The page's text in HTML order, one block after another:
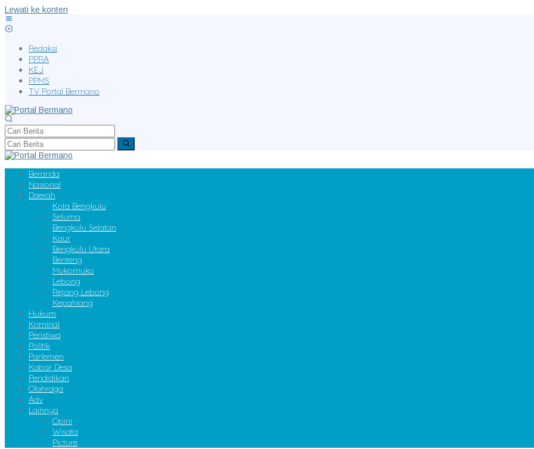
Lewati ke konten
Redaksi
PPRA
KEJ
PPMS
TV Portal Bermano
Beranda
Nasional
Daerah
Kota Bengkulu
Seluma
Bengkulu Selatan
Kaur
Bengkulu Utara
Benteng
Mukomuko
Lebong
Rejang Lebong
Kepahiang
Hukum
Kriminal
Peristiwa
Politik
Parlemen
Kabar Desa
Pendidikan
Olahraga
Adv
Lainnya
Opini
Wisata
Picture